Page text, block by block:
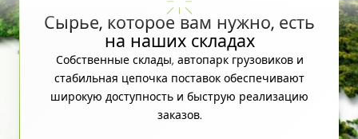
Сырье, которое вам нужно, есть
на наших складах
Собственные склады, автопарк грузовиков и
стабильная цепочка поставок обеспечивают
широкую доступность и быструю реализацию
заказов.